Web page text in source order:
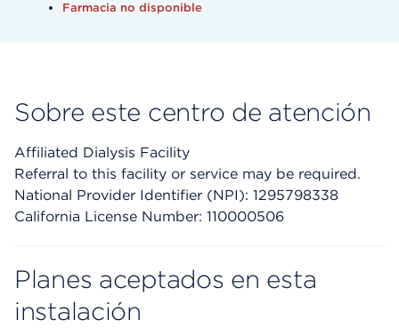
Farmacia no disponible
Sobre este centro de atención
Affiliated Dialysis Facility
Referral to this facility or service may be required.
National Provider Identifier (NPI): 1295798338
California License Number: 110000506
Planes aceptados en esta
instalación